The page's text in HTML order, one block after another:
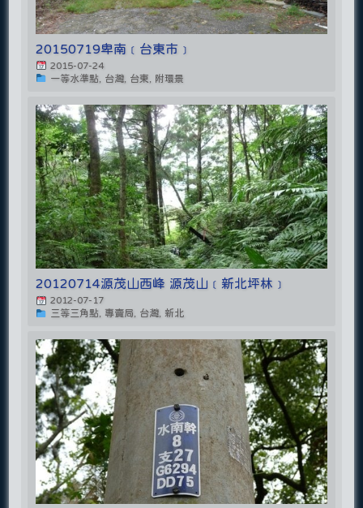
20150719卑南﹝台東市﹞
2015-07-24
一等水準點, 台灣, 台東, 附環景
20120714源茂山西峰 源茂山﹝新北坪林﹞
2012-07-17
三等三角點, 專賣局, 台灣, 新北